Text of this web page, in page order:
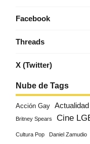
Facebook
Threads
X (Twitter)
Nube de Tags
Acción Gay
Britney Spears Cine
Cultura Pop Daniel Zamudio